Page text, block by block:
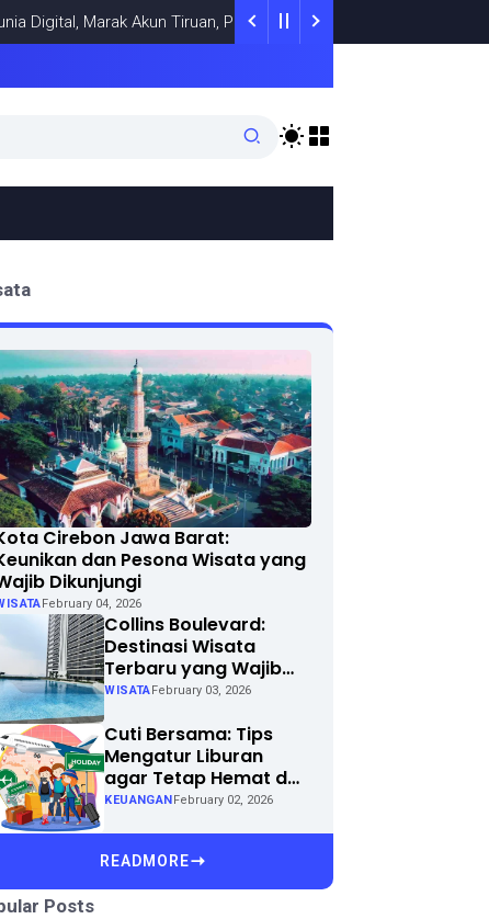
Marak Akun Tiruan, Pengelola TikTok @samsungstore.ta
Cirebon Jawa Barat:
dan Pesona Wisata yang
Dikunjungi
February 04, 2026
Collins Boulevard:
Destinasi Wisata
Terbaru yang Wajib
Dikunjungi di Kota
WISATA February 03, 2026
Cuti Bersama: Tips
Mengatur Liburan
agar Tetap Hemat dan
Menyenangkan
KEUANGAN February 02, 2026
READMORE
Posts